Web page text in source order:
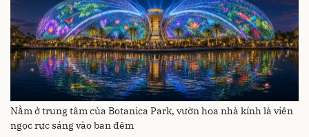
Nằm ở trung tâm của Botanica Park, vườn hoa nhà kính là viên
ngọc rực sáng vào ban đêm